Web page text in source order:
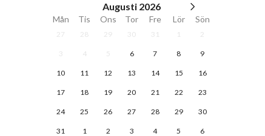
Augusti 2026
Mån Tis Ons Tor Fre Lör Sön
27 28 29 30 31 1 2
3 4 5 6 7 8 9
10 11 12 13 14 15 16
17 18 19 20 21 22 23
24 25 26 27 28 29 30
31 1 2 3 4 5 6